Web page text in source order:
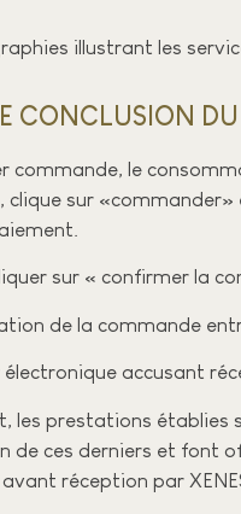
illustrant les
CONCLUSION
commande, le
clique sur
sur « confirmer la
de la commande
électronique accusant
les prestations établies
de ces derniers et font
réception par